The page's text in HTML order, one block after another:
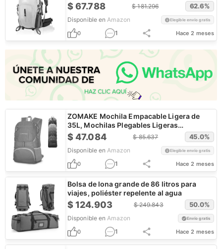
$67.788 $181.296 62.6%
Disponible en Amazon Elegible envío gratis
0 1 Hace 2 meses
ZOMAKE Mochila Empacable Ligera de
35L, Mochilas Plegables Ligeras
Resistentes al Agua
$47.084 $85.637 45.0%
Disponible en Amazon Elegible envío gratis
0 1 Hace 2 meses
Bolsa de lona grande de 86 litros para
viajes, poliéster repelente al agua
$124.903 $249.843 50.0%
Disponible en Amazon Envío gratis
0 1 Hace 2 meses